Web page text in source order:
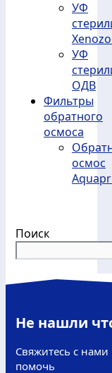
УФ
УФ
ОДВ
Фильтры
обратного
осмоса
осмос
Поиск
Не нашли
Свяжитесь с
помочь